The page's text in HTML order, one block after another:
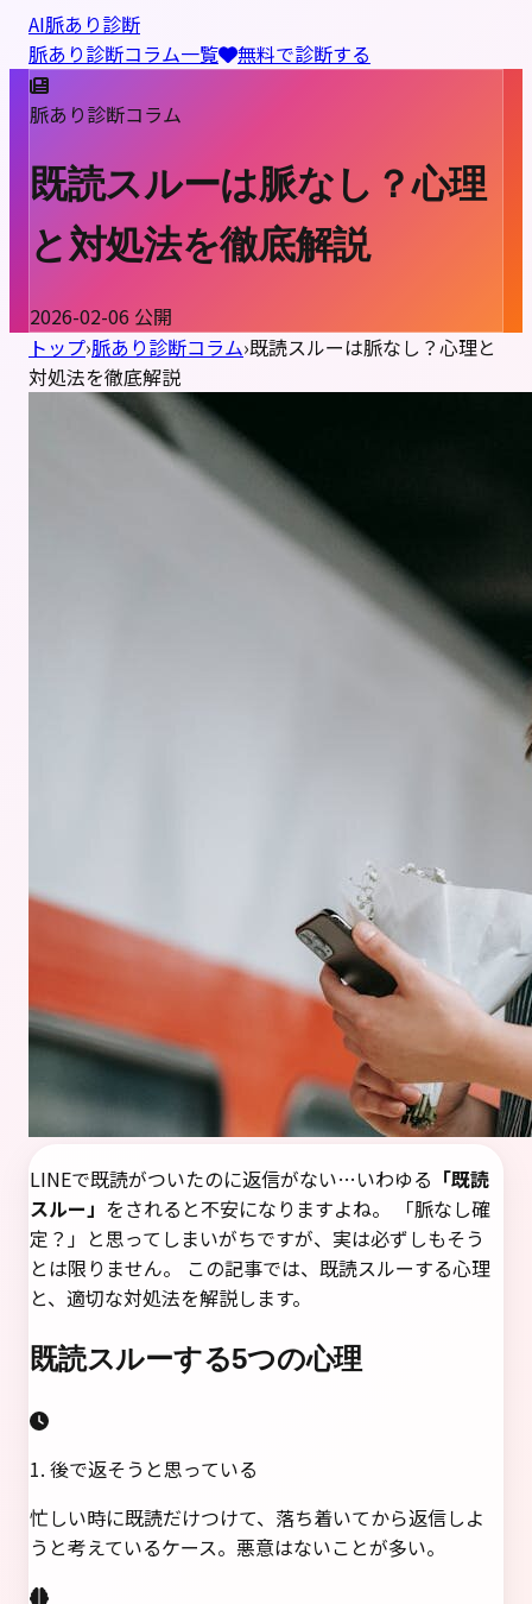
AI脈あり診断
脈あり診断コラム一覧 無料で診断する
脈あり診断コラム
既読スルーは脈なし？心理
と対処法を徹底解説
2026-02-06 公開
トップ›脈あり診断コラム›既読スルーは脈なし？心理と
対処法を徹底解説
LINEで既読がついたのに返信がない…いわゆる 「既読
スルー」 をされると不安になりますよね。 「脈なし確
定？」と思ってしまいがちですが、実は必ずしもそう
とは限りません。 この記事では、既読スルーする心理
と、適切な対処法を解説します。
既読スルーする5つの心理
1. 後で返そうと思っている
忙しい時に既読だけつけて、落ち着いてから返信しよ
うと考えているケース。悪意はないことが多い。